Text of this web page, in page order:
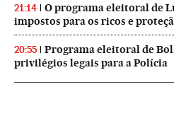
21:14
O programa eleitoral de
impostos para os ricos e
20:55
Programa eleitoral de
privilégios legais para a Polícia